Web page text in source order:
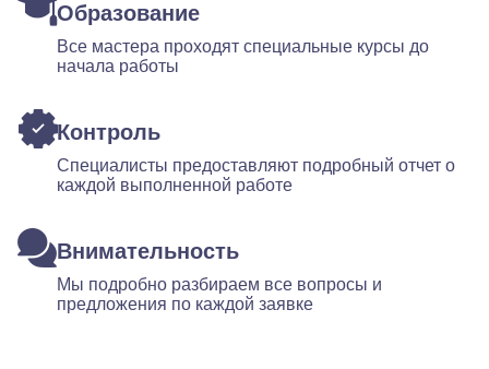
Образование
Все мастера проходят специальные курсы до
начала работы
Контроль
Специалисты предоставляют подробный отчет о
каждой выполненной работе
Внимательность
Мы подробно разбираем все вопросы и
предложения по каждой заявке